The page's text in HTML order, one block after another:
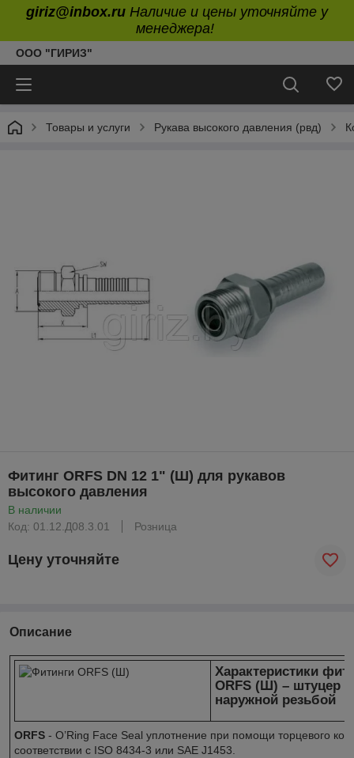
giriz@inbox.ru Наличие и цены уточняйте у
менеджера!
ООО "ГИРИЗ"
Товары и услуги Рукава высокого давления (рвд)
Фитинг ORFS DN 12 1" (Ш) для рукавов
высокого давления
В наличии
Код: 01.12.Д08.3.01
Розница
Цену уточняйте
Описание
Характеристики
ORFS (Ш) – штуцер с
наружной резьбой
ORFS - O’Ring Face Seal уплотнение при помощи торцевого
соответствии с ISO 8434-3 или SAE J1453.